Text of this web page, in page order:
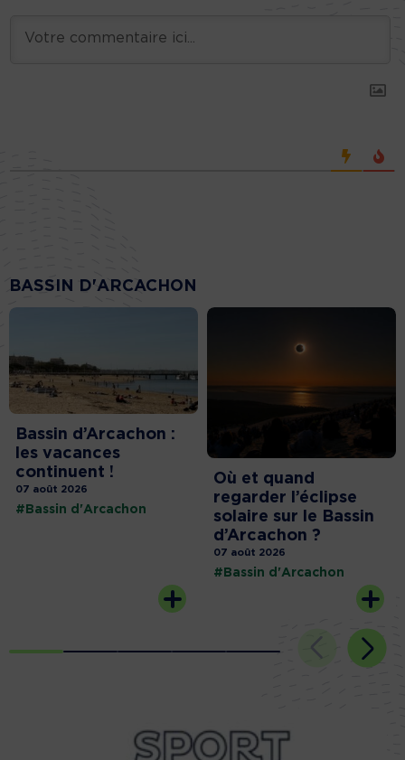
BASSIN D'ARCACHON
Bassin d’Arcachon :
les vacances
continuent !
07 août 2026
#Bassin d'Arcachon
Où et quand
regarder l’éclipse
solaire sur le Bassin
d’Arcachon ?
07 août 2026
#Bassin d'Arcachon